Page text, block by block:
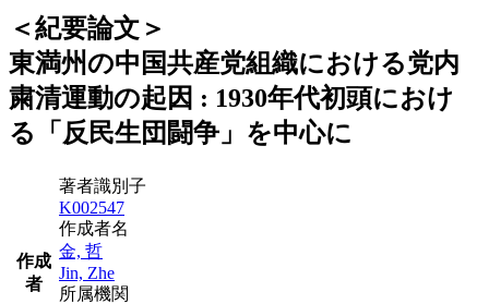
＜紀要論文＞
東満州の中国共産党組織における党内
粛清運動の起因 : 1930年代初頭におけ
る「反民生団闘争」を中心に
作成
者
著者識別子
K002547
作成者名
金, 哲
Jin, Zhe
所属機関